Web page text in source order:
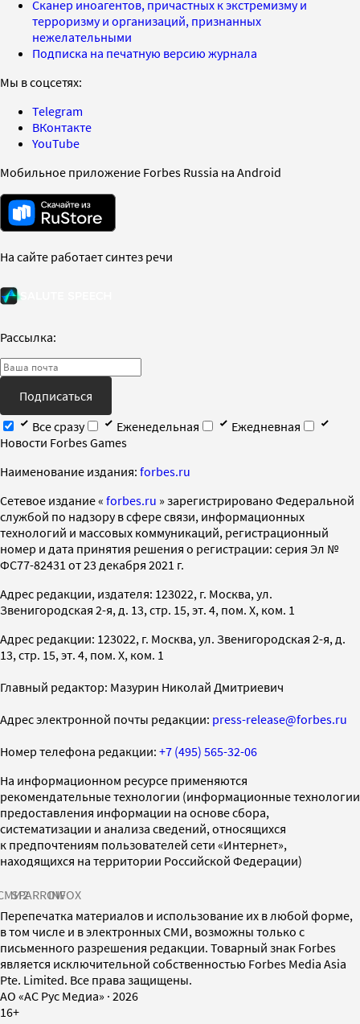
Сканер иноагентов, причастных к экстремизму и
терроризму и организаций, признанных
нежелательными
Подписка на печатную версию журнала
Мы в соцсетях:
Telegram
ВКонтакте
YouTube
Мобильное приложение Forbes Russia на Android
На сайте работает синтез речи
Рассылка:
Подписаться
Все сразу
Еженедельная
Ежедневная
Новости Forbes Games
Наименование издания: forbes.ru
Cетевое издание « forbes.ru » зарегистрировано Федеральной
службой по надзору в сфере связи, информационных
технологий и массовых коммуникаций, регистрационный
номер и дата принятия решения о регистрации: серия Эл №
ФС77-82431 от 23 декабря 2021 г.
Адрес редакции, издателя: 123022, г. Москва, ул.
Звенигородская 2-я, д. 13, стр. 15, эт. 4, пом. X, ком. 1
Адрес редакции: 123022, г. Москва, ул. Звенигородская 2-я, д.
13, стр. 15, эт. 4, пом. X, ком. 1
Главный редактор: Мазурин Николай Дмитриевич
Адрес электронной почты редакции: press-release@forbes.ru
Номер телефона редакции: +7 (495) 565-32-06
На информационном ресурсе применяются
рекомендательные технологии (информационные технологии
предоставления информации на основе сбора,
систематизации и анализа сведений, относящихся
к предпочтениям пользователей сети «Интернет»,
находящихся на территории Российской Федерации)
SPARROWINFOX
Перепечатка материалов и использование их в любой форме,
в том числе и в электронных СМИ, возможны только с
письменного разрешения редакции. Товарный знак Forbes
является исключительной собственностью Forbes Media Asia
Pte. Limited. Все права защищены.
AO «АС Рус Медиа» · 2026
16+